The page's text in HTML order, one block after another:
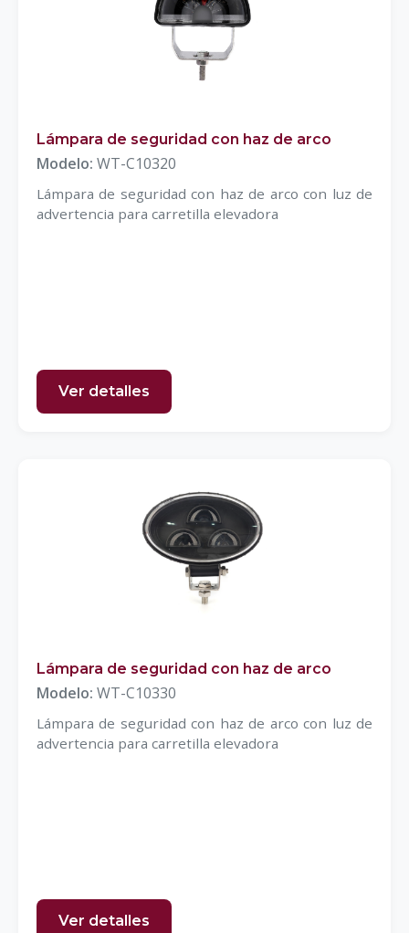
Lámpara de seguridad con haz de arco
Modelo: WT-C10320
Lámpara de seguridad con haz de arco con luz de
advertencia para carretilla elevadora
Ver detalles
Lámpara de seguridad con haz de arco
Modelo: WT-C10330
Lámpara de seguridad con haz de arco con luz de
advertencia para carretilla elevadora
Ver detalles